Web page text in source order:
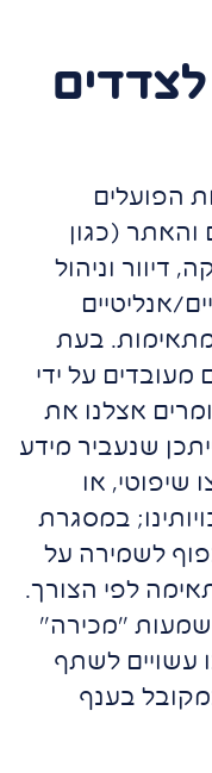
לצדדים
הפועלים
והאתר (כגון
דיוור וניהול
אנליטיים
מתאימות. בעת
מעובדים על ידי
אצלנו את
שנעביר מידע
שיפוטי, או
במסגרת
לשמירה על
לפי הצורך.
"מכירה"
עשויים לשתף
בענף